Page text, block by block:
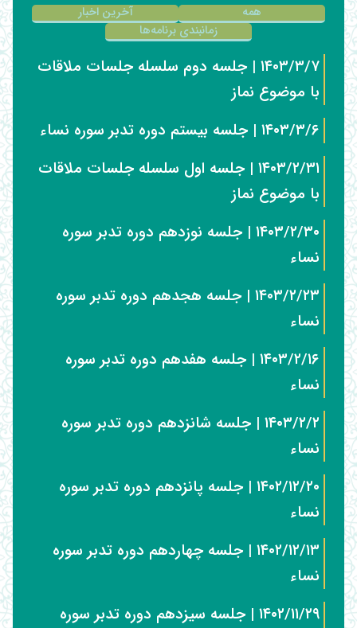
همه
آخرین اخبار
زمانبندی برنامه‌ها
۱۴۰۳/۳/۷ | جلسه دوم سلسله جلسات ملاقات
با موضوع نماز
۱۴۰۳/۳/۶ | جلسه بیستم دوره تدبر سوره نساء
۱۴۰۳/۲/۳۱ | جلسه اول سلسله جلسات ملاقات
با موضوع نماز
۱۴۰۳/۲/۳۰ | جلسه نوزدهم دوره تدبر سوره
نساء
۱۴۰۳/۲/۲۳ | جلسه هجدهم دوره تدبر سوره
نساء
۱۴۰۳/۲/۱۶ | جلسه هفدهم دوره تدبر سوره
نساء
۱۴۰۳/۲/۲ | جلسه شانزدهم دوره تدبر سوره
نساء
۱۴۰۲/۱۲/۲۰ | جلسه پانزدهم دوره تدبر سوره
نساء
۱۴۰۲/۱۲/۱۳ | جلسه چهاردهم دوره تدبر سوره
نساء
۱۴۰۲/۱۱/۲۹ | جلسه سیزدهم دوره تدبر سوره